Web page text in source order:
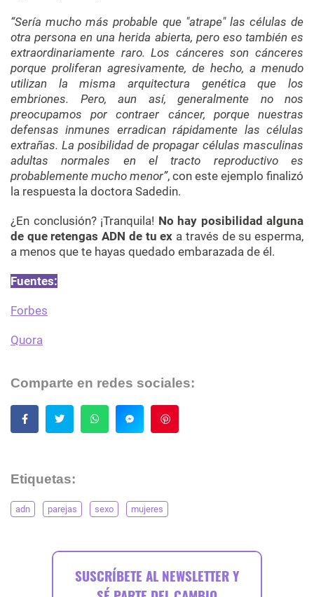
“Sería mucho más probable que "atrape" las células de
otra persona en una herida abierta, pero eso también es
extraordinariamente raro. Los cánceres son cánceres
porque proliferan agresivamente, de hecho, a menudo
utilizan la misma arquitectura genética que los
embriones. Pero, aun así, generalmente no nos
preocupamos por contraer cáncer, porque nuestras
defensas inmunes erradican rápidamente las células
extrañas. La posibilidad de propagar células masculinas
adultas normales en el tracto reproductivo es
probablemente mucho menor”, con este ejemplo finalizó
la respuesta la doctora Sadedin.
¿En conclusión? ¡Tranquila! No hay posibilidad alguna
de que retengas ADN de tu ex a través de su esperma,
a menos que te hayas quedado embarazada de él.
Fuentes:
Forbes
Quora
Comparte en redes sociales:
Etiquetas:
adn parejas sexo mujeres
SUSCRÍBETE AL NEWSLETTER Y